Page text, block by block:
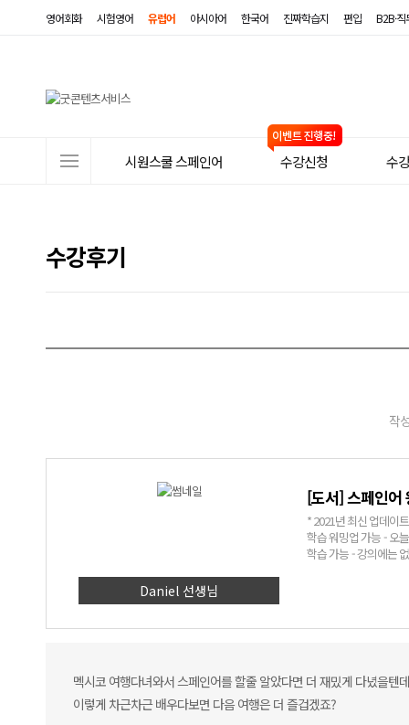
영어회화 시험영어 유럽어 아시아어 한국어 진짜학습지 편입 B2B·
뉴
시원스쿨 스페인어 수강신청 수
수강후기
작
Daniel 선생님
[도서] 스페인어
* 2021년 최신 업데이트된 NEW
학습 워밍업 가능 - 오
학습 가능 - 강의에는
멕시코 여행다녀와서 스페인어를 할줄 알았다면 더 재밌게 다녔을텐
이렇게 차근차근 배우다보면 다음 여행은 더 즐겁겠죠?